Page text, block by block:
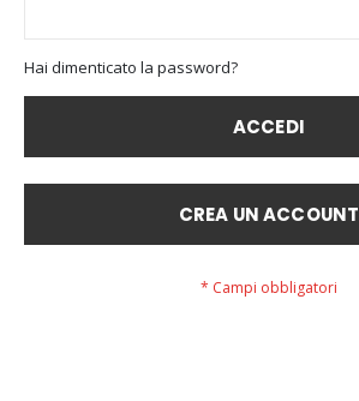
Hai dimenticato la password?
ACCEDI
CREA UN ACCOUNT